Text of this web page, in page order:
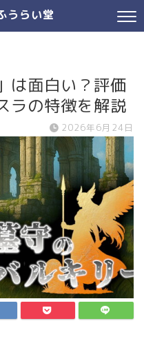
うらい堂
は面白い？評価
ラの特徴を解説
2026年6月24日